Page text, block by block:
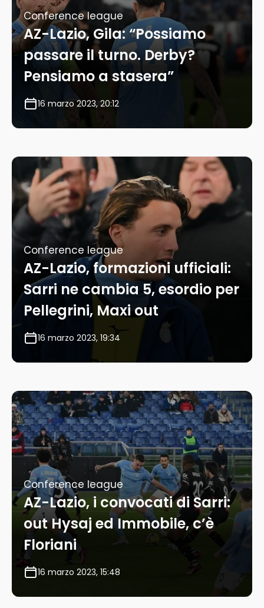
Conference league
AZ-Lazio, Gila: “Possiamo
passare il turno. Derby?
Pensiamo a stasera”
16 marzo 2023, 20:12
Conference league
AZ-Lazio, formazioni ufficiali:
Sarri ne cambia 5, esordio per
Pellegrini, Maxi out
16 marzo 2023, 19:34
Conference league
AZ-Lazio, i convocati di Sarri:
out Hysaj ed Immobile, c’è
Floriani
16 marzo 2023, 15:48